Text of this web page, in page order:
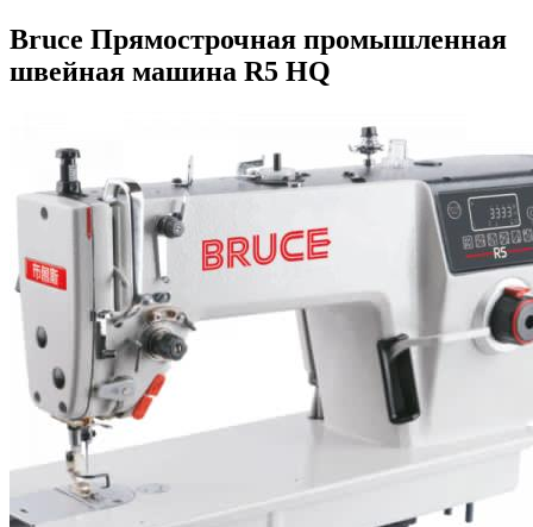
Bruce Прямострочная промышленная
швейная машина R5 HQ